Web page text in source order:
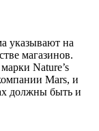
указывают на
магазинов.
Nature’s
Mars, и
должны быть и